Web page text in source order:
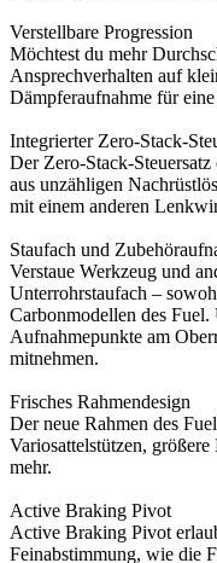
Verstellbare Progression
Möchtest du mehr
Ansprechverhalten auf
Dämpferaufnahme für
Integrierter Zero-Stack-
Der Zero-Stack-
aus unzähligen
mit einem anderen
Staufach und
Verstaue Werkzeug und
Unterrohrstaufach –
Carbonmodellen des
Aufnahmepunkte am
mitnehmen.
Frisches Rahmendesign
Der neue Rahmen des
Variosattelstützen,
mehr.
Active Braking Pivot
Active Braking Pivot
Feinabstimmung, wie die